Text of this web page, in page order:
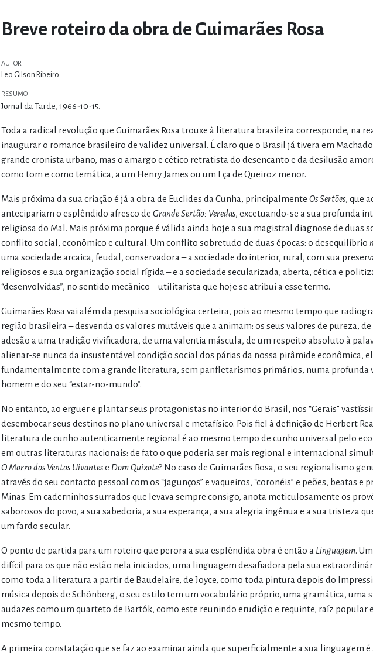
Breve roteiro da obra de Guimarães Rosa
AUTOR
Leo Gilson Ribeiro
RESUMO
Jornal da Tarde, 1966-10-15.
Toda a radical revolução que Guimarães Rosa trouxe à literatura brasileira corresponde, na
inaugurar o romance brasileiro de validez universal. É claro que o Brasil já tivera em Machado
grande cronista urbano, mas o amargo e cético retratista do desencanto e da desilusão
como tom e como temática, a um Henry James ou um Eça de Queiroz menor.
Mais próxima da sua criação é já a obra de Euclides da Cunha, principalmente Os Sertões, que
antecipariam o esplêndido afresco de Grande Sertão: Veredas, excetuando-se a sua profunda
religiosa do Mal. Mais próxima porque é válida ainda hoje a sua magistral diagnose de duas
conflito social, econômico e cultural. Um conflito sobretudo de duas épocas: o desequilíbrio
uma sociedade arcaica, feudal, conservadora – a sociedade do interior, rural, com sua
religiosos e sua organização social rígida – e a sociedade secularizada, aberta, cética e
“desenvolvidas”, no sentido mecânico – utilitarista que hoje se atribui a esse termo.
Guimarães Rosa vai além da pesquisa sociológica certeira, pois ao mesmo tempo que
região brasileira – desvenda os valores mutáveis que a animam: os seus valores de pureza,
adesão a uma tradição vivificadora, de uma valentia máscula, de um respeito absoluto à
alienar-se nunca da insustentável condição social dos párias da nossa pirâmide econômica,
fundamentalmente com a grande literatura, sem panfletarismos primários, numa profunda
homem e do seu “estar-no-mundo”.
No entanto, ao erguer e plantar seus protagonistas no interior do Brasil, nos “Gerais”
desembocar seus destinos no plano universal e metafísico. Pois fiel à definição de Herbert
literatura de cunho autenticamente regional é ao mesmo tempo de cunho universal pelo
em outras literaturas nacionais: de fato o que poderia ser mais regional e internacional
O Morro dos Ventos Uivantese Dom Quixote? No caso de Guimarães Rosa, o seu regionalismo
através do seu contacto pessoal com os “jagunços” e vaqueiros, “coronéis” e peões, beatas e
Minas. Em caderninhos surrados que levava sempre consigo, anota meticulosamente os
saborosos do povo, a sua sabedoria, a sua esperança, a sua alegria ingênua e a sua tristeza
um fardo secular.
O ponto de partida para um roteiro que perora a sua esplêndida obra é então a Linguagem.
difícil para os que não estão nela iniciados, uma linguagem desafiadora pela sua
como toda a literatura a partir de Baudelaire, de Joyce, como toda pintura depois do
música depois de Schönberg, o seu estilo tem um vocabulário próprio, uma gramática, uma
audazes como um quarteto de Bartók, como este reunindo erudição e requinte, raíz popular
mesmo tempo.
A primeira constatação que se faz ao examinar ainda que superficialmente a sua linguagem é